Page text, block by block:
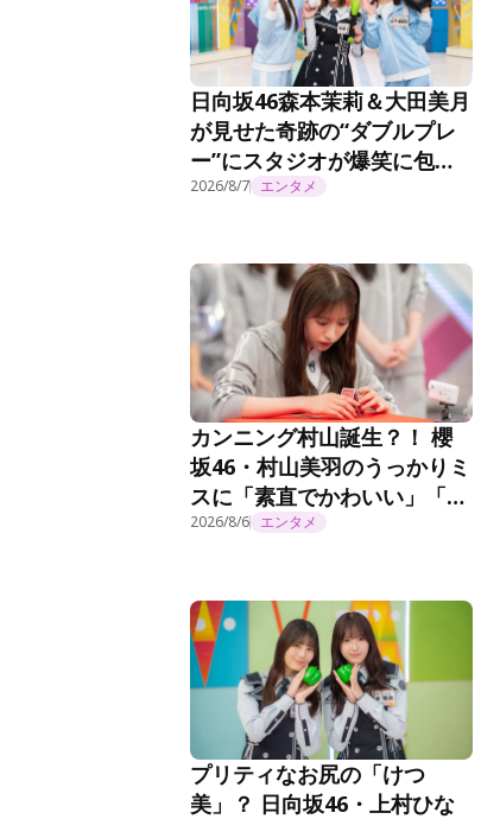
日向坂46森本茉莉＆大田美月
が見せた奇跡の“ダブルプレ
ー”にスタジオが爆笑に包ま
れる＜まだまだ！日向坂で会
2026/8/7 エンタメ
カンニング村山誕生？！ 櫻
坂46・村山美羽のうっかりミ
スに「素直でかわいい」「こ
れだからやめられない」『そ
2026/8/6 エンタメ
プリティなお尻の「けつ
美」？ 日向坂46・上村ひな